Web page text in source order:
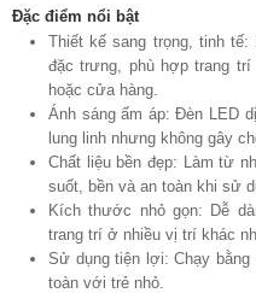
Đặc điểm nổi bật
Thiết kế sang trọng, tinh tế:
đặc trưng, phù hợp trang trí
hoặc cửa hàng.
Ánh sáng ấm áp: Đèn LED
lung linh nhưng không gây
Chất liệu bền đẹp: Làm từ
suốt, bền và an toàn khi sử
Kích thước nhỏ gọn: Dễ
trang trí ở nhiều vị trí khác
Sử dụng tiện lợi: Chạy
toàn với trẻ nhỏ.